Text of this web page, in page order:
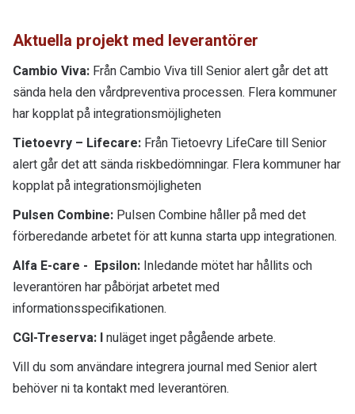
Aktuella projekt med leverantörer
Cambio Viva: Från Cambio Viva till Senior alert går det att
sända hela den vårdpreventiva processen. Flera kommuner
har kopplat på integrationsmöjligheten
Tietoevry – Lifecare: Från Tietoevry LifeCare till Senior
alert går det att sända riskbedömningar. Flera kommuner har
kopplat på integrationsmöjligheten
Pulsen Combine: Pulsen Combine håller på med det
förberedande arbetet för att kunna starta upp integrationen.
Alfa E-care - Epsilon: Inledande mötet har hållits och
leverantören har påbörjat arbetet med
informationsspecifikationen.
CGI-Treserva: Inuläget inget pågående arbete.
Vill du som användare integrera journal med Senior alert
behöver ni ta kontakt med leverantören.